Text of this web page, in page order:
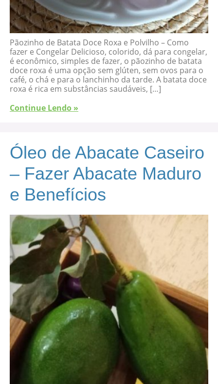
Pãozinho de Batata Doce Roxa e Polvilho – Como
fazer e Congelar Delicioso, colorido, dá para congelar,
é econômico, simples de fazer, o pãozinho de batata
doce roxa é uma opção sem glúten, sem ovos para o
café, o chá e para o lanchinho da tarde. A batata doce
roxa é rica em substâncias saudáveis, […]
Continue Lendo »
Óleo de Abacate Caseiro
– Fazer Abacate Maduro
e Benefícios